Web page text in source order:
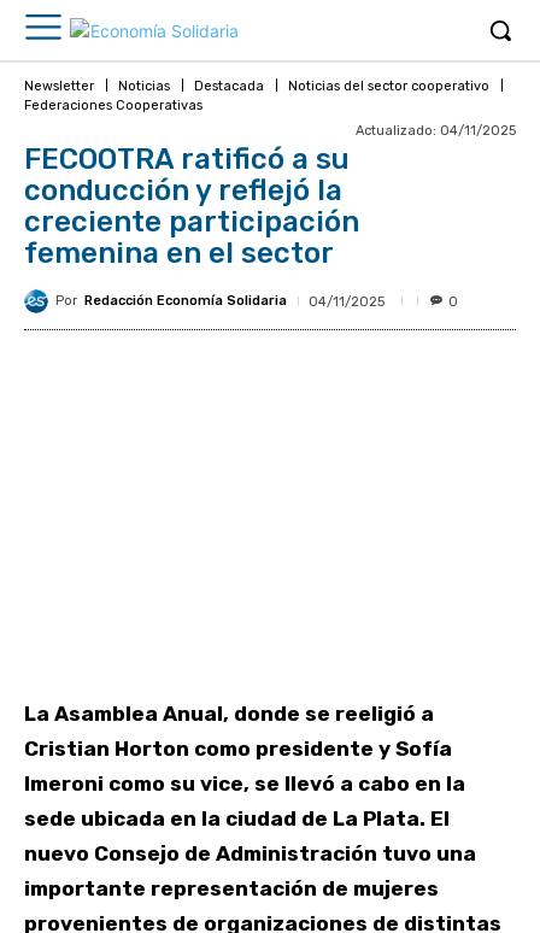
Newsletter Noticias Destacada
Noticias del sector cooperativo
Federaciones Cooperativas
Actualizado: 04/11/2025
FECOOTRA ratificó a su
conducción y reflejó la
creciente participación
femenina en el sector
Por Redacción Economía Solidaria 04/11/2025 0
La Asamblea Anual, donde se reeligió a
Cristian Horton como presidente y Sofía
Imeroni como su vice, se llevó a cabo en la
sede ubicada en la ciudad de La Plata. El
nuevo Consejo de Administración tuvo una
importante representación de mujeres
provenientes de organizaciones de distintas